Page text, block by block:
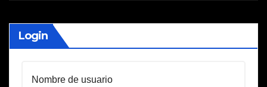
Login
Nombre de usuario